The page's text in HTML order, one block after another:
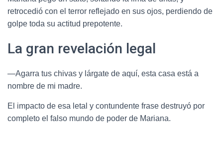
retrocedió con el terror reflejado en sus ojos, perdiendo de
golpe toda su actitud prepotente.
La gran revelación legal
—Agarra tus chivas y lárgate de aquí, esta casa está a
nombre de mi madre.
El impacto de esa letal y contundente frase destruyó por
completo el falso mundo de poder de Mariana.